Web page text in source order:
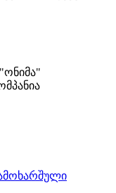
მოხარშული